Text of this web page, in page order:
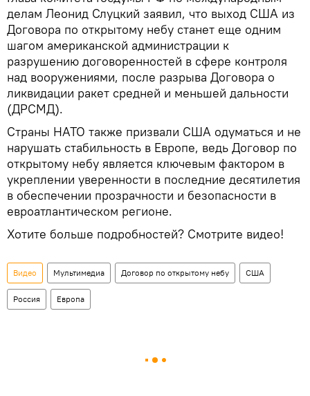
делам Леонид Слуцкий заявил, что выход США из
Договора по открытому небу станет еще одним
шагом американской администрации к
разрушению договоренностей в сфере контроля
над вооружениями, после разрыва Договора о
ликвидации ракет средней и меньшей дальности
(ДРСМД).
Страны НАТО также призвали США одуматься и не
нарушать стабильность в Европе, ведь Договор по
открытому небу является ключевым фактором в
укреплении уверенности в последние десятилетия
в обеспечении прозрачности и безопасности в
евроатлантическом регионе.
Хотите больше подробностей? Смотрите видео!
Видео Мультимедиа Договор по открытому небу США
Россия Европа